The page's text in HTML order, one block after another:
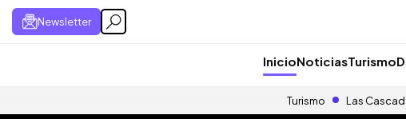
Newsletter
InicioNoticiasTurismo
Turismo Las